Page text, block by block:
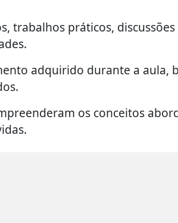
trabalhos práticos,
adquirido durante a aula,
os conceitos